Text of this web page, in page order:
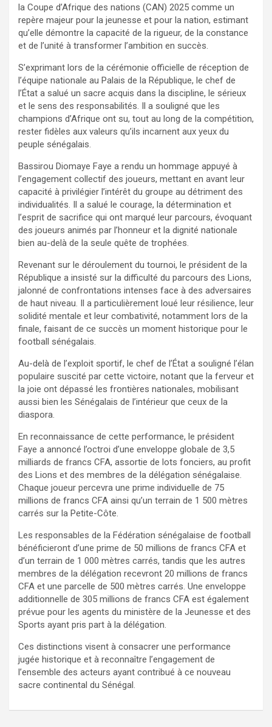
la Coupe d’Afrique des nations (CAN) 2025 comme un
repère majeur pour la jeunesse et pour la nation, estimant
qu’elle démontre la capacité de la rigueur, de la constance
et de l’unité à transformer l’ambition en succès.
S’exprimant lors de la cérémonie officielle de réception de
l’équipe nationale au Palais de la République, le chef de
l’État a salué un sacre acquis dans la discipline, le sérieux
et le sens des responsabilités. Il a souligné que les
champions d’Afrique ont su, tout au long de la compétition,
rester fidèles aux valeurs qu’ils incarnent aux yeux du
peuple sénégalais.
Bassirou Diomaye Faye a rendu un hommage appuyé à
l’engagement collectif des joueurs, mettant en avant leur
capacité à privilégier l’intérêt du groupe au détriment des
individualités. Il a salué le courage, la détermination et
l’esprit de sacrifice qui ont marqué leur parcours, évoquant
des joueurs animés par l’honneur et la dignité nationale
bien au-delà de la seule quête de trophées.
Revenant sur le déroulement du tournoi, le président de la
République a insisté sur la difficulté du parcours des Lions,
jalonné de confrontations intenses face à des adversaires
de haut niveau. Il a particulièrement loué leur résilience, leur
solidité mentale et leur combativité, notamment lors de la
finale, faisant de ce succès un moment historique pour le
football sénégalais.
Au-delà de l’exploit sportif, le chef de l’État a souligné l’élan
populaire suscité par cette victoire, notant que la ferveur et
la joie ont dépassé les frontières nationales, mobilisant
aussi bien les Sénégalais de l’intérieur que ceux de la
diaspora.
En reconnaissance de cette performance, le président
Faye a annoncé l’octroi d’une enveloppe globale de 3,5
milliards de francs CFA, assortie de lots fonciers, au profit
des Lions et des membres de la délégation sénégalaise.
Chaque joueur percevra une prime individuelle de 75
millions de francs CFA ainsi qu’un terrain de 1 500 mètres
carrés sur la Petite-Côte.
Les responsables de la Fédération sénégalaise de football
bénéficieront d’une prime de 50 millions de francs CFA et
d’un terrain de 1 000 mètres carrés, tandis que les autres
membres de la délégation recevront 20 millions de francs
CFA et une parcelle de 500 mètres carrés. Une enveloppe
additionnelle de 305 millions de francs CFA est également
prévue pour les agents du ministère de la Jeunesse et des
Sports ayant pris part à la délégation.
Ces distinctions visent à consacrer une performance
jugée historique et à reconnaître l’engagement de
l’ensemble des acteurs ayant contribué à ce nouveau
sacre continental du Sénégal.